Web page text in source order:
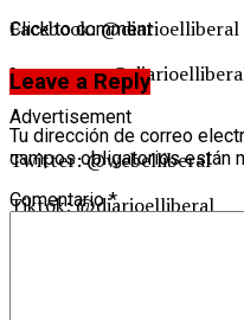
Facebook: @diarioelliberal
Instagram:
Advertisement
Twitter: @webelliberal
Tiktok: @diarioelliberal
y
Click to comment
Leave a Reply
Tu dirección de correo
campos obligatorios están
Comentario*